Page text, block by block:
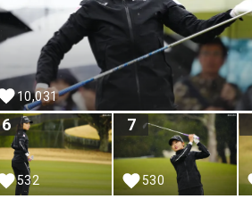
10,031
6
532
7
530